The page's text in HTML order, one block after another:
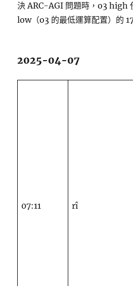
決 ARC-AGI 問題時，o3 high
low（o3 的最低運算配置）的
2025-04-07
07:11 rî